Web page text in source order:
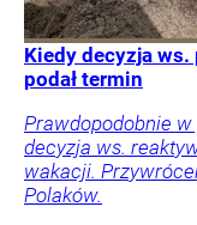
Kiedy decyzja
podał termin
Prawdopodobnie w
decyzja ws.
wakacji.
Polaków.